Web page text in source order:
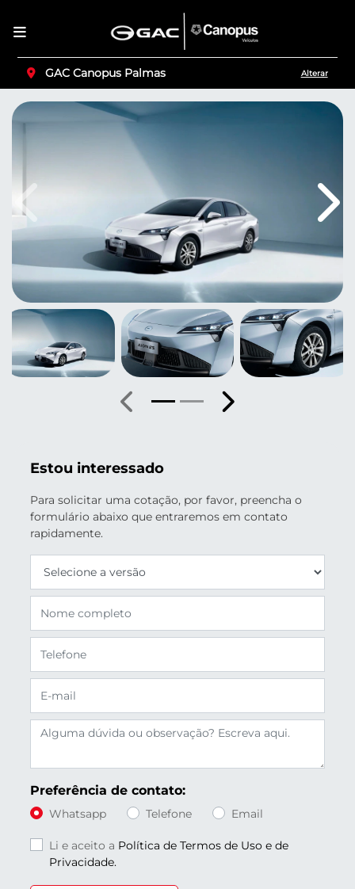
GAC Canopus Palmas Alterar
Estou interessado
Para solicitar uma cotação, por favor, preencha o
formulário abaixo que entraremos em contato
rapidamente.
Preferência de contato:
Whatsapp Telefone Email
Li e aceito a Política de Termos de Uso e de
Privacidade.
Anterior Próximo